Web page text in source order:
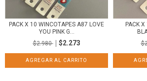
PACK X 10 WINCOTAPES A87 LOVE
YOU PINK G...
$2.980
$2.273
PACK